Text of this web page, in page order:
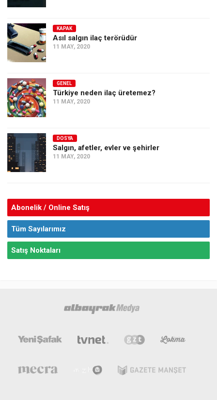
KAPAK
Asıl salgın ilaç terörüdür
11 MAY, 2020
GENEL
Türkiye neden ilaç üretemez?
11 MAY, 2020
DOSYA
Salgın, afetler, evler ve şehirler
11 MAY, 2020
Abonelik / Online Satış
Tüm Sayılarımız
Satış Noktaları